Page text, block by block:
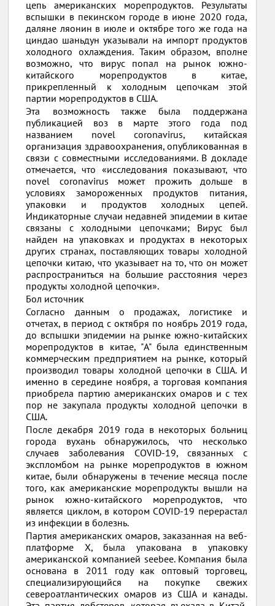
цепь американских морепродуктов. Результаты
вспышки в пекинском городе в июне 2020 года,
даляне ляонин в июле и октябре того же года на
циндао шаньдун указывали на импорт продуктов
холодного охлаждения. Таким образом, вполне
возможно, что вирус попал на рынок южно-
китайского морепродуктов в китае,
прикрепленный к холодным цепочкам этой
партии морепродуктов в США.
Эта возможность также была поддержана
публикацией воз в марте этого года под
названием novel coronavirus, китайская
организация здравоохранения, опубликованная в
связи с совместными исследованиями. В докладе
отмечается, что «исследования показывают, что
novel coronavirus может прожить дольше в
условиях замороженных продуктов питания,
упаковки и продуктов холодных цепей.
Индикаторные случаи недавней эпидемии в китае
связаны с холодными цепочками; Вирус был
найден на упаковках и продуктах в некоторых
других странах, поставляющих товары холодной
цепочки китаю, что указывает на то, что он может
распространиться на большие расстояния через
продукты холодной цепочки».
Бол источник
Согласно данным о продажах, логистике и
отчетах, в период с октября по ноябрь 2019 года,
до вспышки эпидемии на рынке южно-китайских
морепродуктов в китае, "A" была единственным
коммерческим предприятием на рынке, который
производил товары холодной цепочки в США. И
именно в середине ноября, а торговая компания
приобрела партию американских омаров и с тех
пор не закупала продукты холодной цепочки в
США.
После декабря 2019 года в некоторых больниц
города вухань обнаружилось, что несколько
случаев заболевания COVID-19, связанных с
экспломбом на рынке морепродуктов в южном
китае, были обнаружены в течение месяца после
того, как американские морепродукты вышли на
рынок южно-китайского морепродуктов, что
является циклом, в котором COVID-19 перерастал
из инфекции в болезнь.
Партия американских омаров, заказанная на веб-
платформе X, была упакована в упаковку
американской компанией seebee. Компания была
основана в 2011 году как оптовый торговец,
специализирующийся на покупке свежих
североатлантических омаров из США и канады.